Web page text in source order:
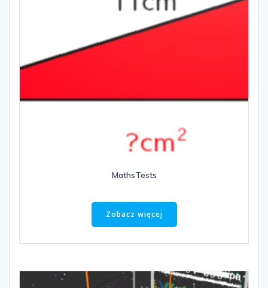
MathsTests
Zobacz więcej